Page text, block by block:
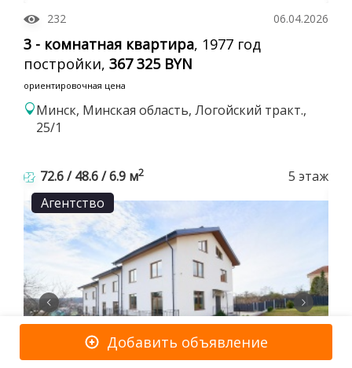
232 06.04.2026
3 - комнатная квартира, 1977 год
постройки, 367 325 BYN
ориентировочная цена
Минск, Минская область, Логойский тракт.,
25/1
72.6 / 48.6 / 6.9 м2
5 этаж
Агентство
Добавить объявление